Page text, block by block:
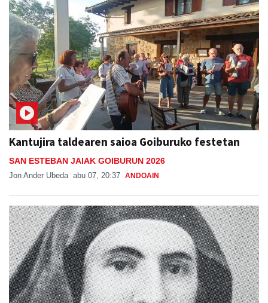
Kantujira taldearen saioa Goiburuko festetan
SAN ESTEBAN JAIAK GOIBURUN 2026
Jon Ander Ubeda